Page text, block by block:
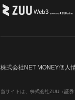
株式会社NET MONEY個人
当サイトは、株式会社ZUU（証